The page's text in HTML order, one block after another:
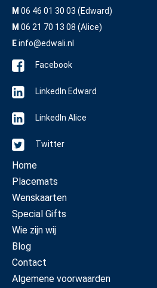
M 06 46 01 30 03 (Edward)
M 06 21 70 13 08 (Alice)
Einfo@edwali.nl
Facebook
LinkedIn Edward
LinkedIn Alice
Twitter
Home
Placemats
Wenskaarten
Special Gifts
Wie zijn wij
Blog
Contact
Algemene voorwaarden